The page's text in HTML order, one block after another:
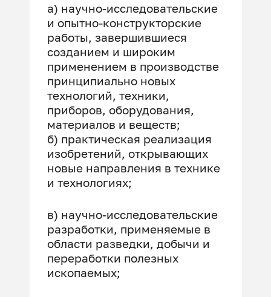
а) научно-исследовательские
и опытно-конструкторские
работы, завершившиеся
созданием и широким
применением в производстве
принципиально новых
технологий, техники,
приборов, оборудования,
материалов и веществ;
б) практическая реализация
изобретений, открывающих
новые направления в технике
и технологиях;
в) научно-исследовательские
разработки, применяемые в
области разведки, добычи и
переработки полезных
ископаемых;